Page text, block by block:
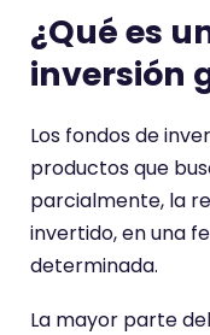
¿Qué es
inversión
Los fondos de
productos que
parcialmente, la
invertido, en una
determinada.
La mayor parte